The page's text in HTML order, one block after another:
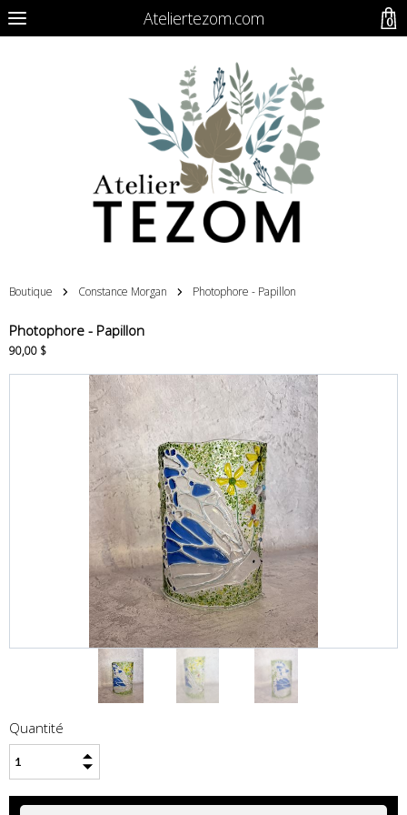
Ateliertezom.com
Boutique Constance Morgan Photophore - Papillon
Photophore - Papillon
90,00 $
Quantité
0